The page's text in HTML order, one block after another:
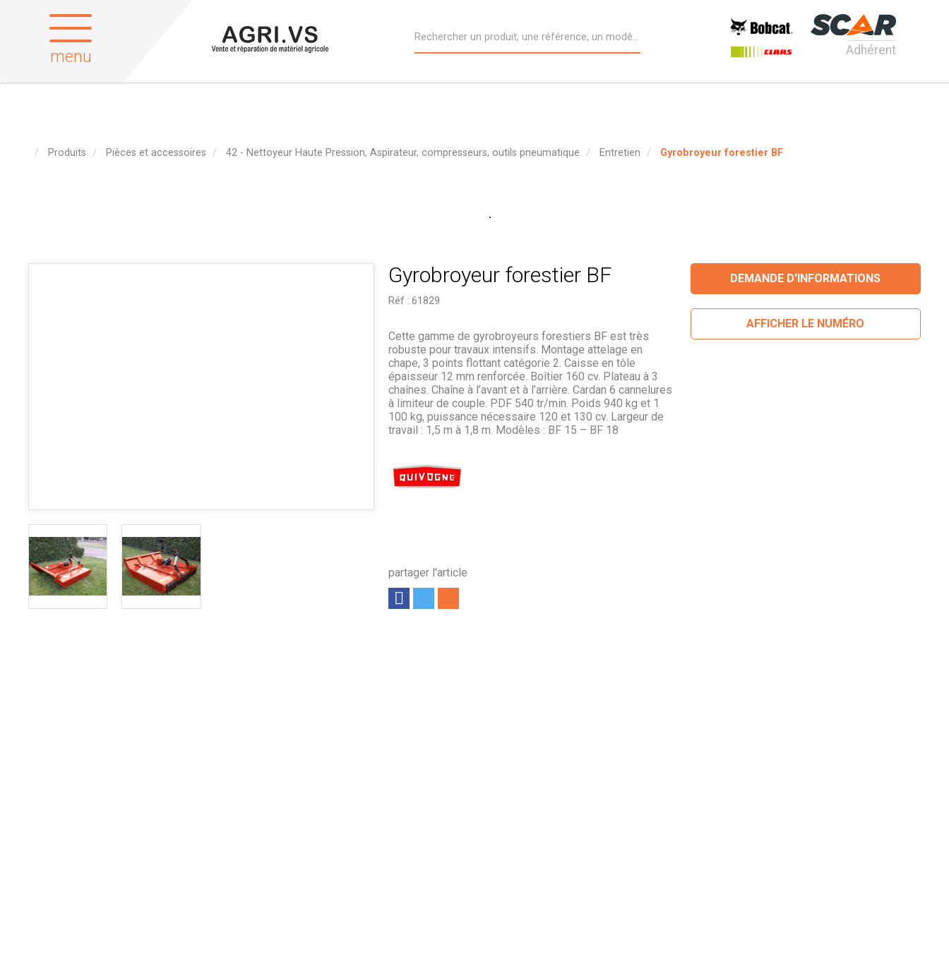
menu Adhérent
Produits Pièces et accessoires 42 - Nettoyeur Haute Pression, Aspirateur, compresseurs, outils pneumatique Entretien Gyrobroyeur forestier BF
Gyrobroyeur forestier BF
Réf : 61829
partager l'article
Cette gamme de gyrobroyeurs forestiers BF est très
robuste pour travaux intensifs. Montage attelage en
chape, 3 points flottant catégorie 2. Caisse en tôle
épaisseur 12 mm renforcée. Boîtier 160 cv. Plateau à 3
chaînes. Chaîne à l’avant et à l’arrière. Cardan 6 cannelures
à limiteur de couple. PDF 540 tr/min. Poids 940 kg et 1
100 kg, puissance nécessaire 120 et 130 cv. Largeur de
travail : 1,5 m à 1,8 m. Modèles : BF 15 – BF 18
DEMANDE D'INFORMATIONS
AFFICHER LE NUMÉRO